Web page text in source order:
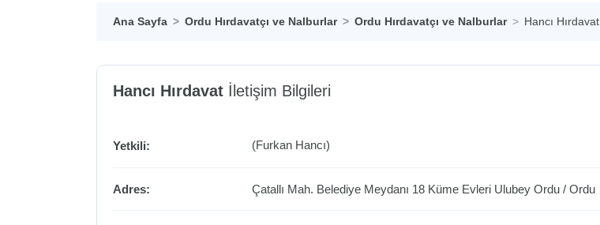
Ana Sayfa Ordu Hırdavatçı ve Nalburlar Ordu Hırdavatçı ve Nalburlar Hancı Hırdavat
Hancı Hırdavat İletişim Bilgileri
Yetkili: (Furkan Hancı)
Adres: Çatallı Mah. Belediye Meydanı 18 Küme Evleri UlubeyOrdu /Ordu